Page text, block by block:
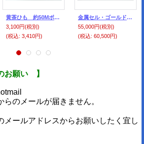
黄茶ひも 約50Mボビン巻
3,100円(税別)
(税込: 3,410円)
金属セル・ゴールド色 2,000個分（1000個入×2袋）
55,000円(税別)
(税込: 60,500円)
お願い 】
のメールが届きません。
メールアドレスからお願いしたく宜し